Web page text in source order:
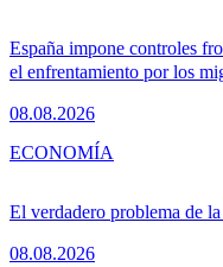
España impone controles
el enfrentamiento por los
08.08.2026
El verdadero problema de
08.08.2026
ECONOMÍA